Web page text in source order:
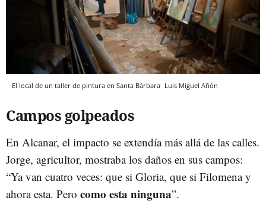
El local de un taller de pintura en Santa Bàrbara Luis Miguel Añón
Campos golpeados
En Alcanar, el impacto se extendía más allá de las calles.
Jorge, agricultor, mostraba los daños en sus campos:
“Ya van cuatro veces: que si Gloria, que si Filomena y
ahora esta. Pero como esta ninguna”.